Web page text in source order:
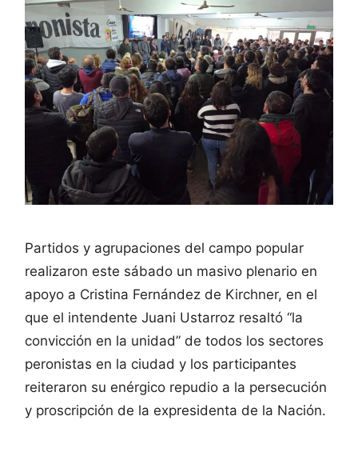
Partidos y agrupaciones del campo popular
realizaron este sábado un masivo plenario en
apoyo a Cristina Fernández de Kirchner, en el
que el intendente Juani Ustarroz resaltó “la
convicción en la unidad” de todos los sectores
peronistas en la ciudad y los participantes
reiteraron su enérgico repudio a la persecución
y proscripción de la expresidenta de la Nación.